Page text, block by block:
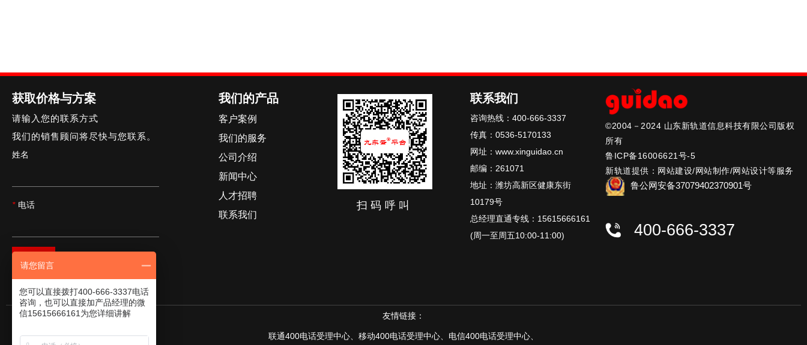
获取价格与方案
请输入您的联系方式
我们的销售顾问将尽快与您联系。
姓名
* 电话
提交
我们的产品
客户案例
我们的服务
公司介绍
新闻中心
人才招聘
联系我们
扫码呼叫
联系我们
咨询热线：400-666-3337
传真：0536-5170133
网址：www.xinguidao.cn
邮编：261071
地址：潍坊高新区健康东街
10179号
总经理直通专线：15615666161
(周一至周五10:00-11:00)
©2004－2024 山东新轨道信息科技有限公司版权
所有
鲁ICP备16006621号-5
新轨道提供：网站建设/网站制作/网站设计等服务
鲁公网安备37079402370901号
400-666-3337
友情链接：
联通400电话受理中心 移动400电话受理中心、 电信400电话受理中心、
请您留言
您可以直接拨打400-666-3337电话
咨询，也可以直接加产品经理的微
信15615666161为您详细讲解